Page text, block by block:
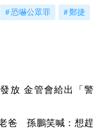
恐嚇公眾罪 鄭捷
放 金管會給出「警
爸 孫鵬笑喊：想趕